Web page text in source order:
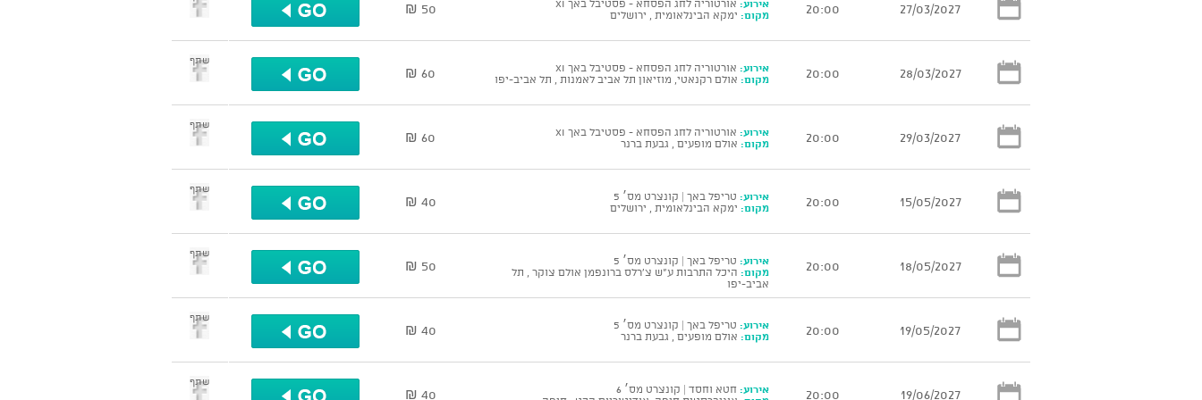
27/03/2027
20:00 אירוע: אורטוריה לחג הפסחא - פסטיבל באך XI
מקום: ימקא הבינלאומית , ירושלים 50 ₪
28/03/2027
20:00 אירוע: אורטוריה לחג הפסחא - פסטיבל באך XI
מקום: אולם רקנאטי, מוזיאון תל אביב לאמנות , תל אביב-יפו 60 ₪
שתף
29/03/2027
20:00 אירוע: אורטוריה לחג הפסחא - פסטיבל באך XI
מקום: אולם מופעים , גבעת ברנר 60 ₪
שתף
15/05/2027
20:00 אירוע: טריפל באך | קונצרט מס׳ 5
מקום: ימקא הבינלאומית , ירושלים 40 ₪
שתף
18/05/2027
20:00 אירוע: טריפל באך | קונצרט מס׳ 5
מקום: היכל התרבות ע"ש צ'רלס ברונפמן אולם צוקר , תל
אביב-יפו
50 ₪
שתף
19/05/2027
20:00 אירוע: טריפל באך | קונצרט מס׳ 5
מקום: אולם מופעים , גבעת ברנר 40 ₪
שתף
19/06/2027
20:00 אירוע: חטא וחסד | קונצרט מס׳ 6
40 ₪
שתף